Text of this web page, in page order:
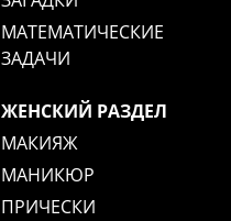
МАТЕМАТИЧЕСКИЕ
ЗАДАЧИ
ЖЕНСКИЙ РАЗДЕЛ
МАКИЯЖ
МАНИКЮР
ПРИЧЕСКИ